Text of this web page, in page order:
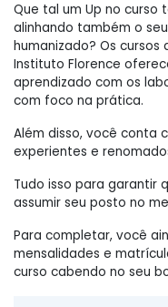
Que tal um Up no
alinhando também o
humanizado? Os
Instituto Florence
aprendizado com os
com foco na prática.
Além disso, você conta
experientes e
Tudo isso para garantir
assumir seu posto no
Para completar, você
mensalidades e
curso cabendo no seu